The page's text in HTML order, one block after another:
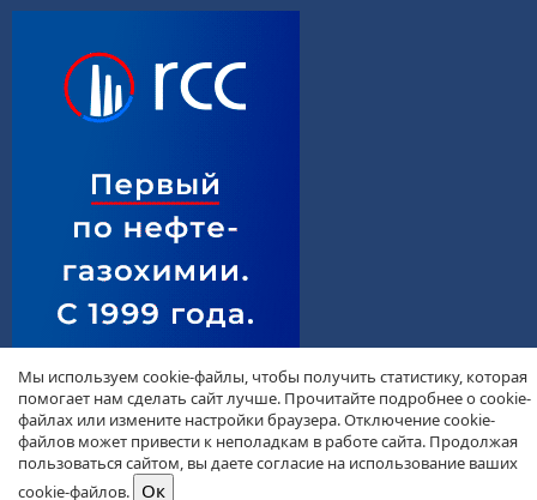
Мы используем cookie-файлы, чтобы получить статистику, которая
помогает нам сделать сайт лучше. Прочитайте подробнее о cookie-
файлах или измените настройки браузера. Отключение cookie-
файлов может привести к неполадкам в работе сайта. Продолжая
пользоваться сайтом, вы даете согласие на использование ваших
cookie-файлов.